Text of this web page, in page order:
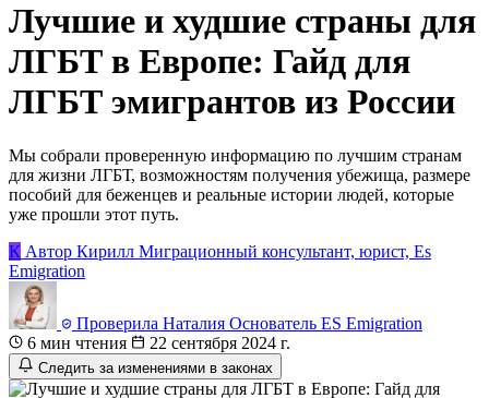
Лучшие и худшие страны для
ЛГБТ в Европе: Гайд для
ЛГБТ эмигрантов из России
Мы собрали проверенную информацию по лучшим странам
для жизни ЛГБТ, возможностям получения убежища, размере
пособий для беженцев и реальные истории людей, которые
уже прошли этот путь.
К Автор Кирилл Миграционный консультант, юрист, Es
Emigration
Проверила Наталия Основатель ES Emigration
6 мин чтения
22 сентября 2024 г.
Следить за изменениями в законах